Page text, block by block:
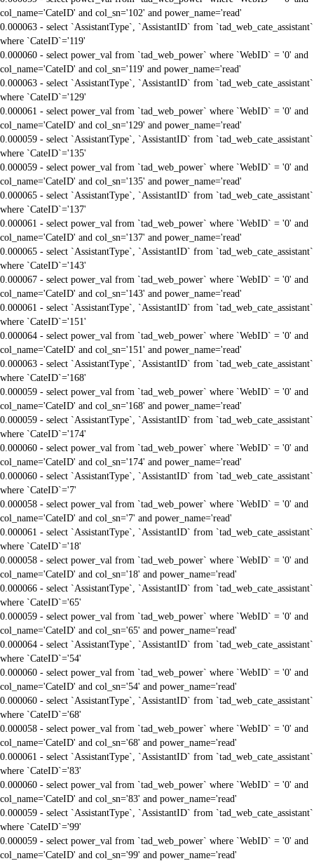
col_name='CateID' and col_sn='102' and power_name='read'
0.000063 - select `AssistantType`, `AssistantID` from `tad_web_cate_assistant`
where `CateID`='119'
0.000060 - select power_val from `tad_web_power` where `WebID` = '0' and
col_name='CateID' and col_sn='119' and power_name='read'
0.000063 - select `AssistantType`, `AssistantID` from `tad_web_cate_assistant`
where `CateID`='129'
0.000061 - select power_val from `tad_web_power` where `WebID` = '0' and
col_name='CateID' and col_sn='129' and power_name='read'
0.000059 - select `AssistantType`, `AssistantID` from `tad_web_cate_assistant`
where `CateID`='135'
0.000059 - select power_val from `tad_web_power` where `WebID` = '0' and
col_name='CateID' and col_sn='135' and power_name='read'
0.000065 - select `AssistantType`, `AssistantID` from `tad_web_cate_assistant`
where `CateID`='137'
0.000061 - select power_val from `tad_web_power` where `WebID` = '0' and
col_name='CateID' and col_sn='137' and power_name='read'
0.000065 - select `AssistantType`, `AssistantID` from `tad_web_cate_assistant`
where `CateID`='143'
0.000067 - select power_val from `tad_web_power` where `WebID` = '0' and
col_name='CateID' and col_sn='143' and power_name='read'
0.000061 - select `AssistantType`, `AssistantID` from `tad_web_cate_assistant`
where `CateID`='151'
0.000064 - select power_val from `tad_web_power` where `WebID` = '0' and
col_name='CateID' and col_sn='151' and power_name='read'
0.000063 - select `AssistantType`, `AssistantID` from `tad_web_cate_assistant`
where `CateID`='168'
0.000059 - select power_val from `tad_web_power` where `WebID` = '0' and
col_name='CateID' and col_sn='168' and power_name='read'
0.000059 - select `AssistantType`, `AssistantID` from `tad_web_cate_assistant`
where `CateID`='174'
0.000060 - select power_val from `tad_web_power` where `WebID` = '0' and
col_name='CateID' and col_sn='174' and power_name='read'
0.000060 - select `AssistantType`, `AssistantID` from `tad_web_cate_assistant`
where `CateID`='7'
0.000058 - select power_val from `tad_web_power` where `WebID` = '0' and
col_name='CateID' and col_sn='7' and power_name='read'
0.000061 - select `AssistantType`, `AssistantID` from `tad_web_cate_assistant`
where `CateID`='18'
0.000058 - select power_val from `tad_web_power` where `WebID` = '0' and
col_name='CateID' and col_sn='18' and power_name='read'
0.000066 - select `AssistantType`, `AssistantID` from `tad_web_cate_assistant`
where `CateID`='65'
0.000059 - select power_val from `tad_web_power` where `WebID` = '0' and
col_name='CateID' and col_sn='65' and power_name='read'
0.000064 - select `AssistantType`, `AssistantID` from `tad_web_cate_assistant`
where `CateID`='54'
0.000060 - select power_val from `tad_web_power` where `WebID` = '0' and
col_name='CateID' and col_sn='54' and power_name='read'
0.000060 - select `AssistantType`, `AssistantID` from `tad_web_cate_assistant`
where `CateID`='68'
0.000058 - select power_val from `tad_web_power` where `WebID` = '0' and
col_name='CateID' and col_sn='68' and power_name='read'
0.000061 - select `AssistantType`, `AssistantID` from `tad_web_cate_assistant`
where `CateID`='83'
0.000060 - select power_val from `tad_web_power` where `WebID` = '0' and
col_name='CateID' and col_sn='83' and power_name='read'
0.000059 - select `AssistantType`, `AssistantID` from `tad_web_cate_assistant`
where `CateID`='99'
0.000059 - select power_val from `tad_web_power` where `WebID` = '0' and
col_name='CateID' and col_sn='99' and power_name='read'